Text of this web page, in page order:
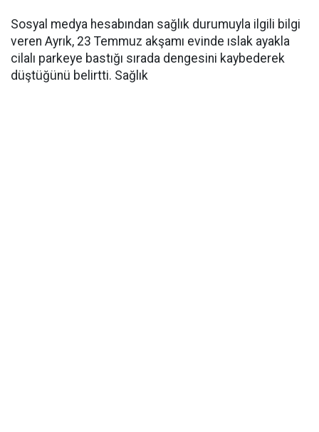
Sosyal medya hesabından sağlık durumuyla ilgili bilgi
veren Ayrık, 23 Temmuz akşamı evinde ıslak ayakla
cilalı parkeye bastığı sırada dengesini kaybederek
düştüğünü belirtti. Sağlık